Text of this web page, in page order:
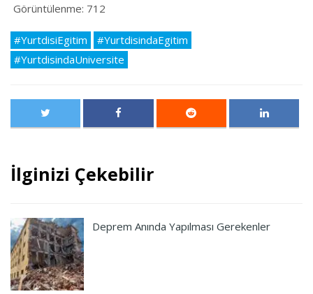
Görüntülenme: 712
#YurtdisiEgitim
#YurtdisindaEgitim
#YurtdisindaUniversite
İlginizi Çekebilir
Deprem Anında Yapılması Gerekenler